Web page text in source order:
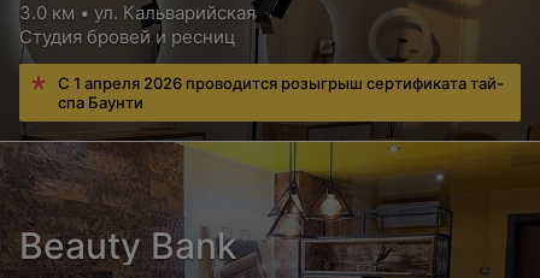
3.0 км • ул. Кальварийская
Студия бровей и ресниц
С 1 апреля 2026 проводится розыгрыш сертификата тай-
спа Баунти
Beauty Bank